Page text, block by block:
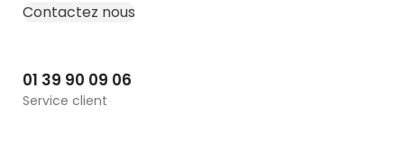
Contactez nous
01 39 90 09 06
Service client